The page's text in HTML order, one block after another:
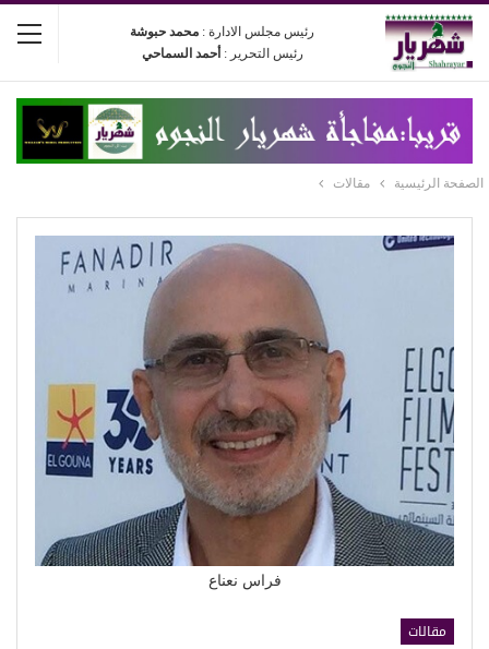
رئيس مجلس الادارة : محمد حبوشة
رئيس التحرير : أحمد السماحي
الصفحة الرئيسية مقالات
فراس نعناع
مقالات